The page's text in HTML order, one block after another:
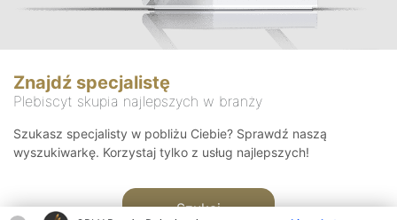
Znajdź specjalistę
Plebiscyt skupia najlepszych w branży
Szukasz specjalisty w pobliżu Ciebie? Sprawdź naszą
wyszukiwarkę. Korzystaj tylko z usług najlepszych!
Szukaj